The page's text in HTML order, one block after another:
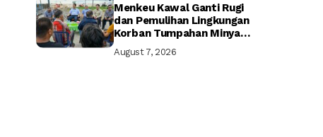
Menkeu Kawal Ganti Rugi
dan Pemulihan Lingkungan
Korban Tumpahan Minyak
August 7, 2026